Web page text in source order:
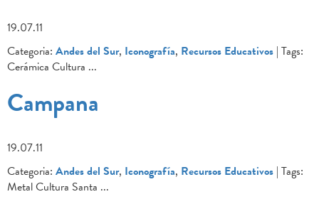
19.07.11
Categoria: Andes del Sur, Iconografía, Recursos Educativos | Tags:
Cerámica Cultura ...
Campana
19.07.11
Categoria: Andes del Sur, Iconografía, Recursos Educativos | Tags:
Metal Cultura Santa ...